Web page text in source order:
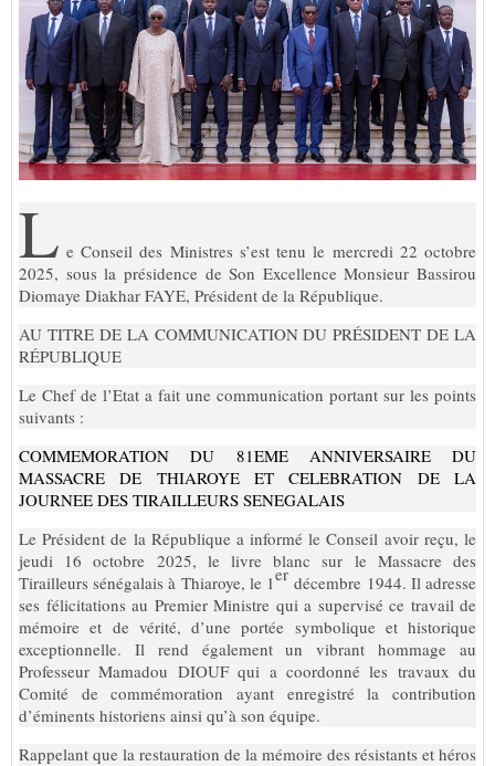
L e Conseil des Ministres s’est tenu le mercredi 22 octobre
2025, sous la présidence de Son Excellence Monsieur Bassirou
Diomaye Diakhar FAYE, Président de la République.
AU TITRE DE LA COMMUNICATION DU PRÉSIDENT DE LA
RÉPUBLIQUE
Le Chef de l’Etat a fait une communication portant sur les points
suivants :
COMMEMORATION DU 81EME ANNIVERSAIRE DU
MASSACRE DE THIAROYE ET CELEBRATION DE LA
JOURNEE DES TIRAILLEURS SENEGALAIS
Le Président de la République a informé le Conseil avoir reçu, le
jeudi 16 octobre 2025, le livre blanc sur le Massacre des
Tirailleurs sénégalais à Thiaroye, le 1er décembre 1944. Il adresse
ses félicitations au Premier Ministre qui a supervisé ce travail de
mémoire et de vérité, d’une portée symbolique et historique
exceptionnelle. Il rend également un vibrant hommage au
Professeur Mamadou DIOUF qui a coordonné les travaux du
Comité de commémoration ayant enregistré la contribution
d’éminents historiens ainsi qu’à son équipe.
Rappelant que la restauration de la mémoire des résistants et héros